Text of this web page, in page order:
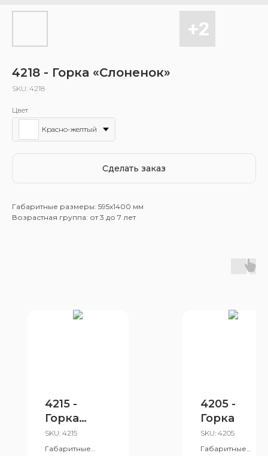
4218 - Горка «Слоненок»
SKU: 4218
Цвет
Красно-желтый
Сделать заказ
Габаритные размеры: 595x1400 мм
Возрастная группа: от 3 до 7 лет
4215 -
Горка
«Дракон»
SKU: 4215
Габаритные
4205 -
Горка
SKU: 4205
Габаритные